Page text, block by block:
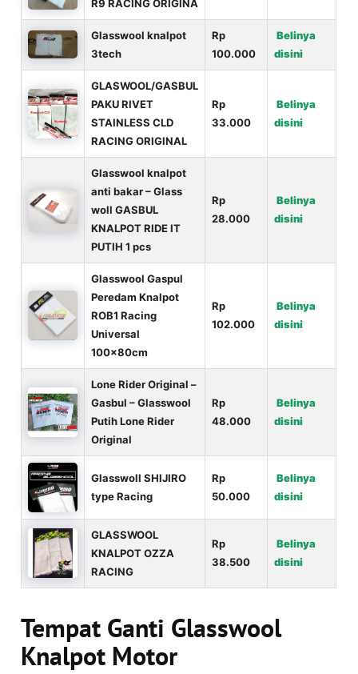
R9 RACING ORIGINA
Glasswool knalpot
3tech
Rp
100.000
Belinya
disini
GLASWOOL/GASBUL
PAKU RIVET
STAINLESS CLD
RACING ORIGINAL
Rp
33.000
Belinya
disini
Glasswool knalpot
anti bakar – Glass
woll GASBUL
KNALPOT RIDE IT
PUTIH 1 pcs
Rp
28.000
Belinya
disini
Glasswool Gaspul
Peredam Knalpot
ROB1 Racing
Universal
100x80cm
Rp
102.000
Belinya
disini
Lone Rider Original –
Gasbul – Glasswool
Putih Lone Rider
Original
Rp
48.000
Belinya
disini
Glasswoll SHIJIRO
type Racing
Rp
50.000
Belinya
disini
GLASSWOOL
KNALPOT OZZA
RACING
Rp
38.500
Belinya
disini
Tempat Ganti Glasswool
Knalpot Motor